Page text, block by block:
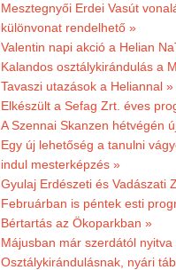
Mesztegnyői Erdei Vasút
különvonat rendelhető »
Valentin napi akció a Helian
Kalandos osztálykirándulás a
Tavaszi utazások a Heliannal »
Elkészült a Sefag Zrt. éves
A Szennai Skanzen hétvégén
Egy új lehetőség a tanulni
indul mesterképzés »
Gyulaj Erdészeti és Vadászati
Februárban is péntek esti
Bértartás az Ökoparkban »
Májusban már szerdától
Osztálykirándulásnak, nyári